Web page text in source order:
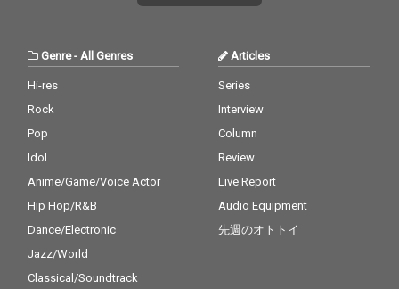
Genre- All Genres
Hi-res
Rock
Pop
Idol
Anime/Game/Voice Actor
Hip Hop/R&B
Dance/Electronic
Jazz/World
Classical/Soundtrack
Articles
Series
Interview
Column
Review
Live Report
Audio Equipment
先週のオトトイ